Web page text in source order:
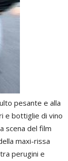
pesante e alla
e bottiglie di vino
scena del film
maxi-rissa
perugini e